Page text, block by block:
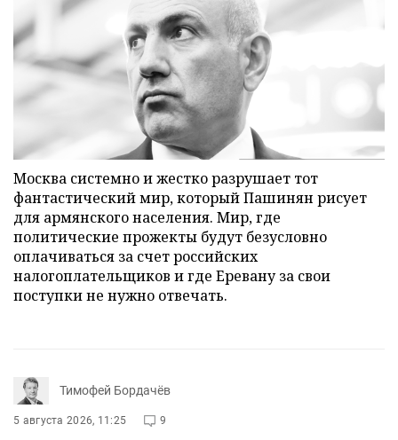
Москва системно и жестко разрушает тот
фантастический мир, который Пашинян рисует
для армянского населения. Мир, где
политические прожекты будут безусловно
оплачиваться за счет российских
налогоплательщиков и где Еревану за свои
поступки не нужно отвечать.
Тимофей Бордачёв
5 августа 2026, 11:25 9